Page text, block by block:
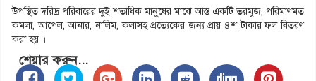
উপস্থিত দরিদ্র পরিবারের দুই শতাধিক মানুষের মাঝে আস্ত একটি তরমুজ, পরিমাণমত
কমলা, আপেল, আনার, নালিম, কলাসহ প্রত্যেকের জন্য প্রায় ৪শ টাকার ফল বিতরণ
করা হয় ।
শেয়ার করুন...